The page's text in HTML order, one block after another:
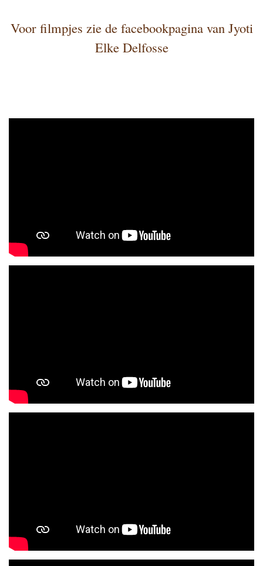
Voor filmpjes zie de facebookpagina van Jyoti
Elke Delfosse